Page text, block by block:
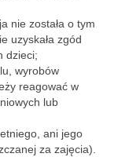
nie została o tym
uzyskała zgód
dzieci;
wyrobów
reagować w
lub
ani jego
za zajęcia).